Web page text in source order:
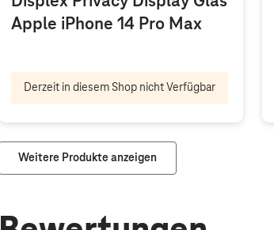
Apple iPhone 14 Pro Max
Derzeit in diesem Shop nicht Verfügbar
Weitere Produkte anzeigen